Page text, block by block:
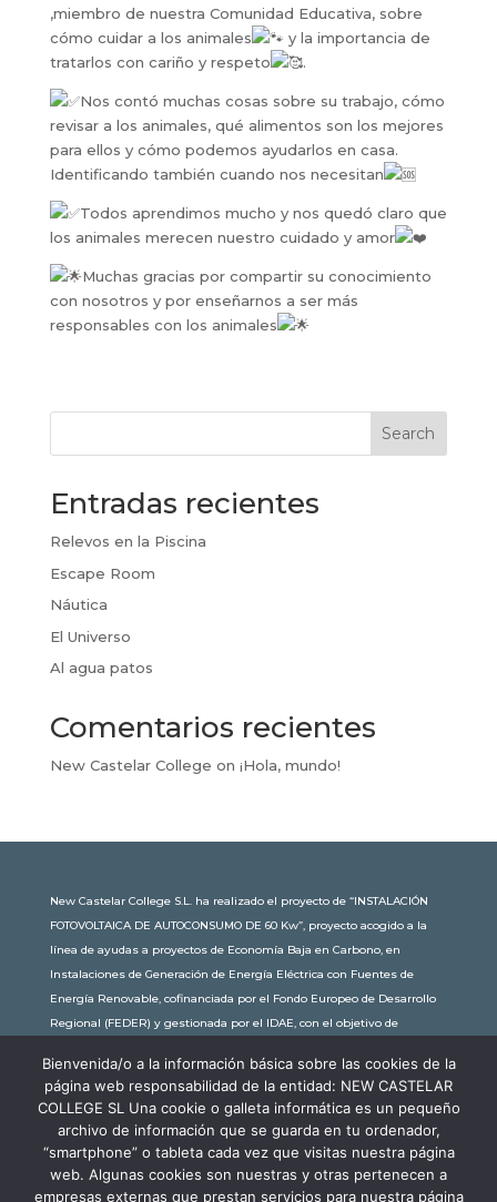
,miembro de nuestra Comunidad Educativa, sobre
cómo cuidar a los animales
y la importancia de
tratarlos con cariño y respeto
.
Nos contó muchas cosas sobre su trabajo, cómo
revisar a los animales, qué alimentos son los mejores
para ellos y cómo podemos ayudarlos en casa.
Identificando también cuando nos necesitan
Todos aprendimos mucho y nos quedó claro que
los animales merecen nuestro cuidado y amor
Muchas gracias por compartir su conocimiento
con nosotros y por enseñarnos a ser más
responsables con los animales
Search
Entradas recientes
Relevos en la Piscina
Escape Room
Náutica
El Universo
Al agua patos
Comentarios recientes
New Castelar College on ¡Hola, mundo!
New Castelar College S.L. ha realizado el proyecto de “INSTALACIÓN
FOTOVOLTAICA DE AUTOCONSUMO DE 60 Kw”, proyecto acogido a la
línea de ayudas a proyectos de Economía Baja en Carbono, en
Instalaciones de Generación de Energía Eléctrica con Fuentes de
Energía Renovable, cofinanciada por el Fondo Europeo de Desarrollo
Regional (FEDER) y gestionada por el IDAE, con el objetivo de
subvención de 30.245,63€. Con una potencia instalada de 60kW, la
comunidad educativa de New Castelar ahorra al planeta 34,79
toneladas de CO2 al año, lo que equivale a recorrer 116.677 km en coche
o plantar 116 árboles al año.
Bienvenida/o a la información básica sobre las cookies de la
página web responsabilidad de la entidad: NEW CASTELAR
COLLEGE SL Una cookie o galleta informática es un pequeño
archivo de información que se guarda en tu ordenador,
“smartphone” o tableta cada vez que visitas nuestra página
web. Algunas cookies son nuestras y otras pertenecen a
empresas externas que prestan servicios para nuestra página